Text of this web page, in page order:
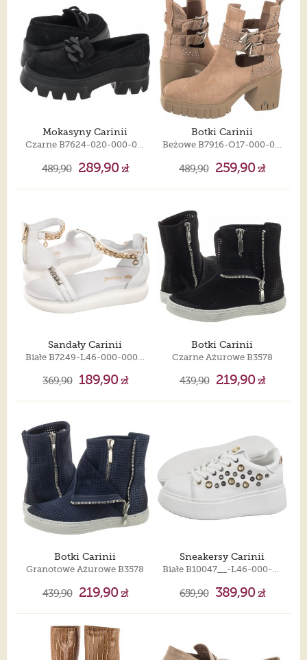
Mokasyny Carinii
Czarne B7624-020-000-000-E81
489,90 289,90zł
Botki Carinii
Beżowe B7916-O17-000-000-E88
489,90 259,90zł
Sandały Carinii
Białe B7249-L46-000-000-E48
369,90 189,90zł
Botki Carinii
Czarne Ażurowe B3578
439,90 219,90zł
Botki Carinii
Granotowe Ażurowe B3578
439,90 219,90zł
Sneakersy Carinii
Białe B10047__-L46-000-000-F69
659,90 389,90zł